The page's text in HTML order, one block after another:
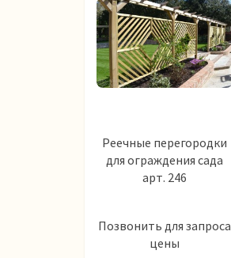
Реечные перегородки
для ограждения сада
арт. 246
Позвонить для запроса
цены